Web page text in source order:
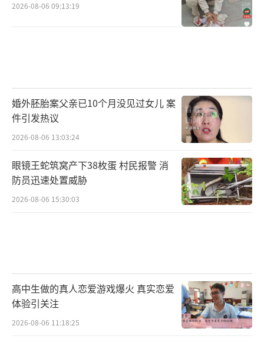
2026-08-06 09:13:19
婚外胚胎案父亲已10个月没见过女儿 案
件引发热议
2026-08-06 13:03:24
眼镜王蛇筑窝产下38枚蛋 村民报警 消
防员迅速处置威胁
2026-08-06 15:30:03
高中生做的真人恋爱游戏爆火 真实恋爱
体验引关注
2026-08-06 11:18:25